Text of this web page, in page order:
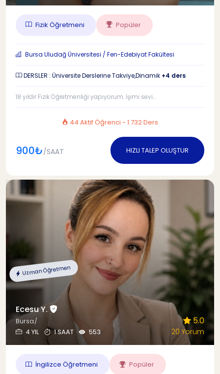
Fizik Öğretmeni Popüler
Bursa Uludağ Üniversitesi / Fen-Edebiyat Fakültesi
DERSLER : Üniversite Derslerine Takviye,Dinamik +4 ders
18 yıldır Fizik Öğretmenliği yapıyorum. İşimi sevi...
44 Aktif Öğrenci - 1.732 Ders
900₺/SAAT HIZLI TALEP OLUŞTUR
Uzman Öğretmen
Ecesu Y.
Bursa/
4 YIL
1 SAAT 553
5.0
20 Yorum
İngilizce Öğretmeni Popüler